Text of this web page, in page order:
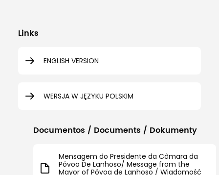
Links
ENGLISH VERSION
WERSJA W JĘZYKU POLSKIM
Documentos / Documents / Dokumenty
Mensagem do Presidente da Câmara da
Póvoa De Lanhoso/ Message from the
Mayor of Póvoa de Lanhoso / Wiadomość